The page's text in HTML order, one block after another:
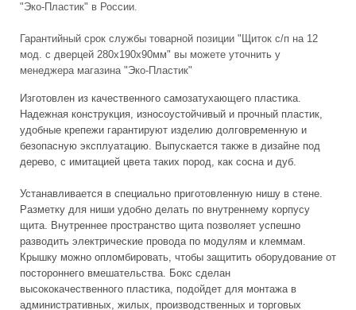
"Эко-Пластик" в России.
Гарантийный срок службы товарной позиции "Щиток с/п на 12
мод. с дверцей 280х190х90мм" вы можете уточнить у
менеджера магазина "Эко-Пластик"
Изготовлен из качественного самозатухающего пластика.
Надежная конструкция, износоустойчивый и прочный пластик,
удобные крепежи гарантируют изделию долговременную и
безопасную эксплуатацию. Выпускается также в дизайне под
дерево, с имитацией цвета таких пород, как сосна и дуб.
Устанавливается в специально приготовленную нишу в стене.
Разметку для ниши удобно делать по внутреннему корпусу
щита. Внутреннее пространство щита позволяет успешно
разводить электрические провода по модулям и клеммам.
Крышку можно опломбировать, чтобы защитить оборудование от
постороннего вмешательства. Бокс сделан
высококачественного пластика, подойдет для монтажа в
административных, жилых, производственных и торговых